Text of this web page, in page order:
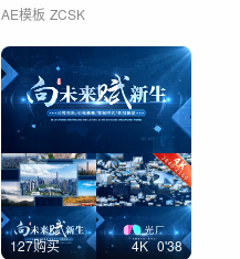
AE模板 ZCSK
127购买 4K 0'38